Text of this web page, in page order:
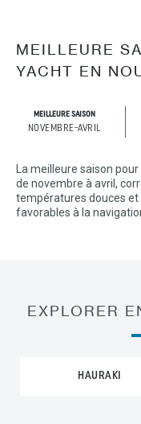
MEILLEURE
YACHT EN
MEILLEURE SAISON
NOVEMBRE-AVRIL
La meilleure saison
de novembre à avril,
températures douces
favorables à la
EXPLORER
HAURAKI